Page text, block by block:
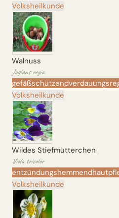
Volksheilkunde
Walnuss
Juglans regia
gefäßschützend
Volksheilkunde
Wildes Stiefmütterchen
Viola tricolor
entzündungshemmend
Volksheilkunde